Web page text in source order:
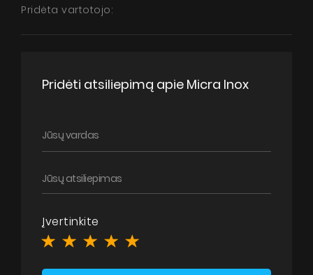
Pridėta vartotojo:
Pridėti atsiliepimą apie Micra Inox
Įvertinkite